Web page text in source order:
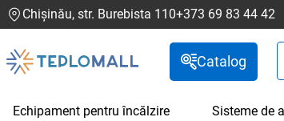
Chișinău, str. Burebista 110+373 69 83 44 42
Catalog
Echipament pentru încălzire Sisteme de